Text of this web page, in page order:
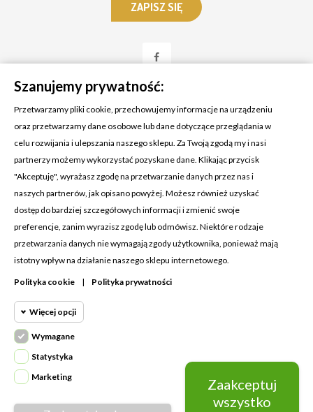
KONTAKT Z NAMI
Adres:
Cosmetic4car
Budzisz 73A
39-200 Dębica
Dominik:
Klaudia: +48 730634730
MOJE KONTO
PRODUKTY
NASZA FIRMA
Szanujemy prywatność:
Przetwarzamy pliki cookie, przechowujemy informacje na urządzeniu
oraz przetwarzamy dane osobowe lub dane dotyczące przeglądania w
celu rozwijania i ulepszania naszego sklepu. Za Twoją zgodą my i nasi
partnerzy możemy wykorzystać pozyskane dane. Klikając przycisk
"Akceptuję", wyrażasz zgodę na przetwarzanie danych przez nas i
naszych partnerów, jak opisano powyżej. Możesz również uzyskać
dostęp do bardziej szczegółowych informacji i zmienić swoje
preferencje, zanim wyrazisz zgodę lub odmówisz. Niektóre rodzaje
przetwarzania danych nie wymagają zgody użytkownika, ponieważ mają
istotny wpływ na działanie naszego sklepu internetowego.
Polityka cookie | Polityka prywatności
Więcej opcji
Wymagane
Wymagane pliki cookie oraz cookie
HttpOnly. Pliki cookie wymagane do
przeglądania witryny i korzystania z jej
Cookie
Wymagane
Statystyka
Marketing
Zaakceptuj
wszystko